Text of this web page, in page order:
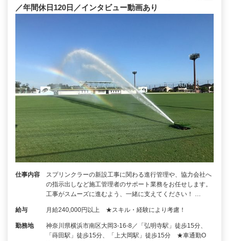
／年間休日120日／インタビュー動画あり
仕事内容
スプリンクラーの新設工事に関わる進行管理や、協力会社へ
の指示出しなど施工管理者のサポート業務をお任せします。
工事がスムーズに進むよう、一緒に支えてください！ …
給与 月給240,000円以上 ★スキル・経験により考慮！
勤務地
神奈川県横浜市南区大岡3-16-8／「弘明寺駅」徒歩15分、
「蒔田駅」徒歩15分、「上大岡駅」徒歩15分 ★車通勤O